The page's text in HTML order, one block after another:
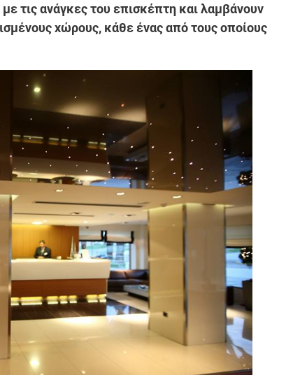
τις ανάγκες του επισκέπτη και λαμβάνουν
χώρους, κάθε ένας από τους οποίους